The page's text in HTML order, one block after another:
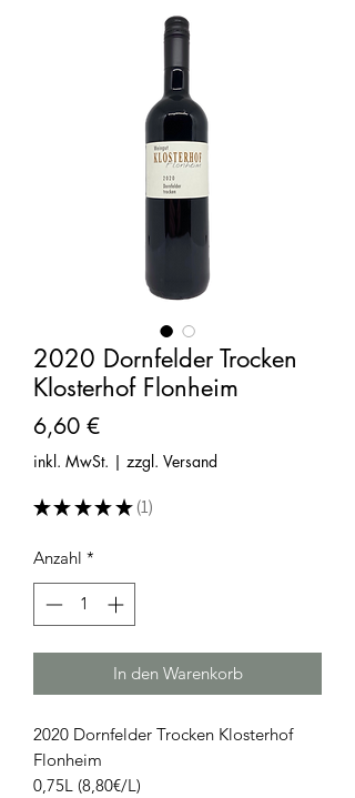
2020 Dornfelder Trocken
Klosterhof Flonheim
6,60 €Preis
inkl. MwSt. | zzgl. Versand
★ ★ ★ ★ ★ 1
1
Anzahl *
In den Warenkorb
2020 Dornfelder Trocken Klosterhof
Flonheim
0,75L (8,80€/L)